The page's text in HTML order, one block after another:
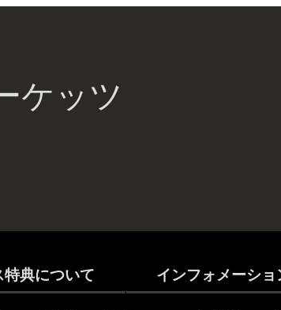
ケッツ
典について インフォメーショ